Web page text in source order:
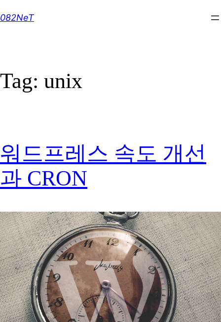
to
082NeT
Tag: unix
워드프레스 속도 개선
과 CRON